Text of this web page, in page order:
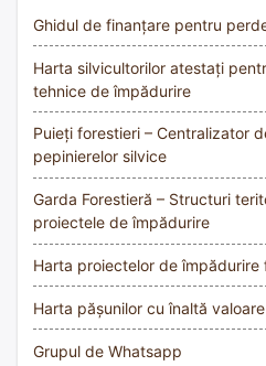
Ghidul de finanțare pentru
Harta silvicultorilor atestați
tehnice de împădurire
Puieți forestieri – Centralizator
pepinierelor silvice
Garda Forestieră – Structuri
proiectele de împădurire
Harta proiectelor de împădurire
Harta pășunilor cu înaltă
Grupul de Whatsapp